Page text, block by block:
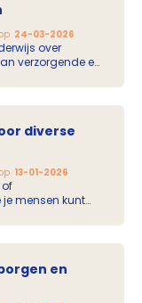
24-03-2026
over
verzorgende en
diverse
13-01-2026
mensen kunt
de planning in
en